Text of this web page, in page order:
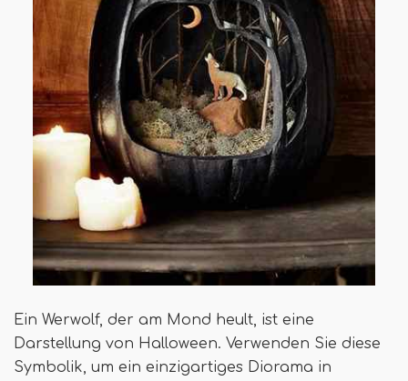
Ein Werwolf, der am Mond heult, ist eine
Darstellung von Halloween. Verwenden Sie diese
Symbolik, um ein einzigartiges Diorama in